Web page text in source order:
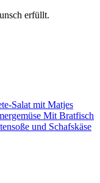
erfüllt.
und Schafskäse